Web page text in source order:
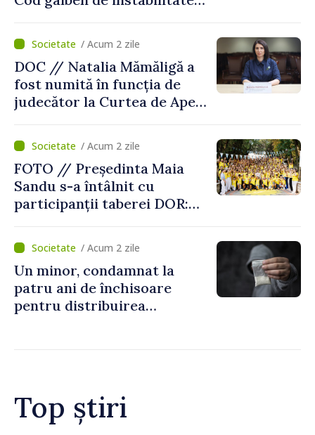
/ Acum 2 zile
DOC // Natalia Mămăligă a
fost numită în funcția de
judecător la Curtea de Apel
/ Acum 2 zile
FOTO // Președinta Maia
Sandu s-a întâlnit cu
participanții taberei DOR:
noastră rămâne puternică”
/ Acum 2 zile
Un minor, condamnat la
patru ani de închisoare
pentru distribuirea
Top știri